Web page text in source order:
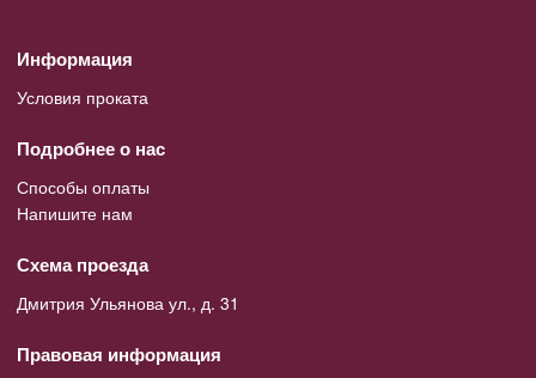
Информация
Условия проката
Подробнее о нас
Способы оплаты
Напишите нам
Схема проезда
Дмитрия Ульянова ул., д. 31
Правовая информация